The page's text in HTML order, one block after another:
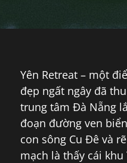
Yên Retreat – một
đẹp ngất ngây đã
trung tâm Đà Nẵng
đoạn đường ven
con sông Cu Đê và
mạch là thấy cái